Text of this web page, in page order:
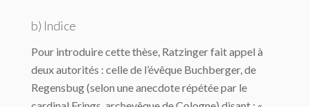
b) Indice
Pour introduire cette thèse, Ratzinger fait appel à
deux autorités : celle de l’évêque Buchberger, de
Regensbug (selon une anecdote répétée par le